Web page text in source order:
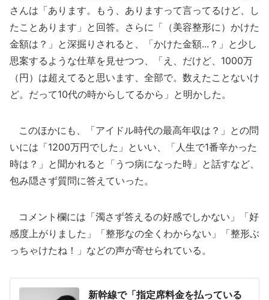
さんは「あります。もう、ありますって言ってるけど、し
たことあります」と回答。さらに「（美容整形に）かけた
金額は？」と深掘りされると、「かけた金額...？」と少し
思案するような仕草を見せつつ、「え、だけど、1000万
（円）は超えてると思います、全部で。数えたことないけ
ど。だって10代の時からしてるから」と明かした。
このほかにも、「アイドル時代の最高年収は？」との問
いには「1200万円でした」といい、「人生で1番辛かった
時は？」と聞かれると「うつ病になった時」と話すなど、
包み隠さず質問に答えていった。
コメント欄には「濁さず答えるの好感でしかない」「好
感度上がりました」「整形なの全くわからない」「整形ぶ
っちゃけたね！」などの声が寄せられている。
新幹線で「指定席料金を払っている